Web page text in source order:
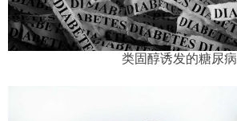
类固醇诱发的糖尿病